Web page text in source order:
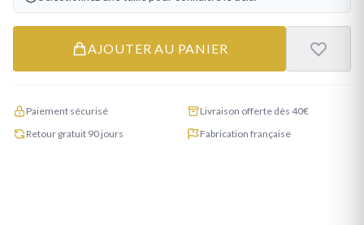
AJOUTER AU PANIER
Paiement sécurisé
Livraison offerte dès 40€
Retour gratuit 90 jours
Fabrication française